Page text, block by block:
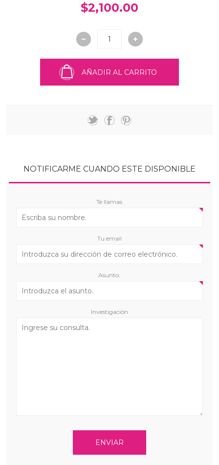
$2,100.00
AÑADIR AL CARRITO
NOTIFICARME CUANDO ESTE DISPONIBLE
Te llamas
Tu email
Asunto:
Investigación
ENVIAR